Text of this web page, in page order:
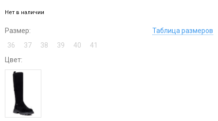
Нет в наличии
Размер:
Таблица размеров
36
37 38 39 40
41
Цвет: